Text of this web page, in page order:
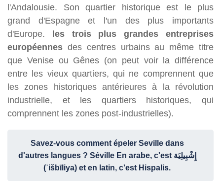
l'Andalousie. Son quartier historique est le plus
grand d'Espagne et l'un des plus importants
d'Europe. les trois plus grandes entreprises
européennes des centres urbains au même titre
que Venise ou Gênes (on peut voir la différence
entre les vieux quartiers, qui ne comprennent que
les zones historiques antérieures à la révolution
industrielle, et les quartiers historiques, qui
comprennent les zones post-industrielles).
Savez-vous comment épeler Seville dans
d'autres langues ? Séville En arabe, c'est إِشْبِيلِيَة
(ʾišbīliya) et en latin, c'est Hispalis.